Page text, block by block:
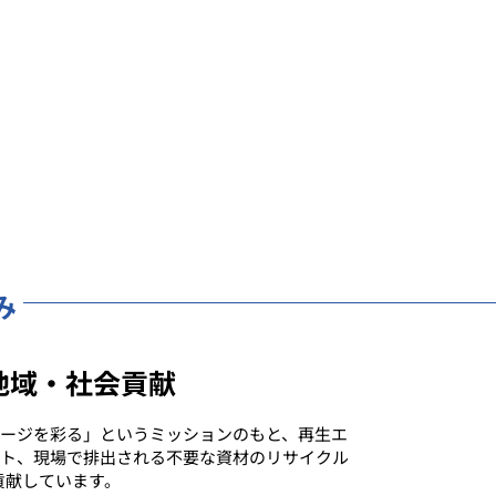
・社会貢献
ジを彩る」というミッションのもと、再生エ
、現場で排出される不要な資材のリサイクル
しています。